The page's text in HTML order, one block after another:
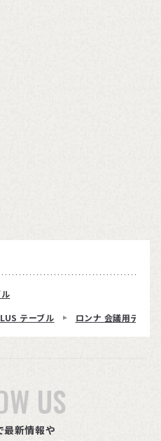
テーブル ロンナ 会議用テーブ
US
最新情報や